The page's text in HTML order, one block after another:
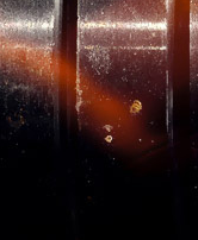
این وب سایت جهت اطلاع رسانی و